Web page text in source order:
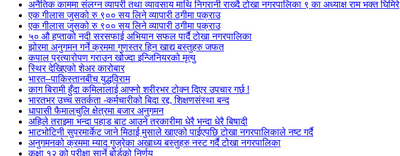
अनैतिक काममा संलग्न व्यापरी तथा व्यावसाय माथि निगरानी राख्दै टोखा नगरपालिका ९ का अध्याक्ष राम भक्त घिमिरे
एक गीलास जुसको रु ९०० सय लिने व्यापारी ठगीमा पक्राउ
एक गीलास जुसको रु ९०० सय लिने व्यापारी ठगीमा पक्राउ
५० औ हप्ताको नदी सरसफाई अभियान सफल पार्दै टोखा नगरपालिका
झोरमा अनुगमन गर्ने क्रममा गुणस्तर हिन खाद्य बस्तुहरु जफत
कपाल प्रत्यारोपण गराउन खोज्दा इन्जिनियरको मृत्यु
स्थिर देखिएको शेअर कारोबार
भारत–पाकिस्तानबीच युद्धविराम
काग बिरामी हुँदा कमिलालाई आफ्नो शरीरभर टोक्न दिएर उपचार गर्छ !
भारतभर उच्च सतर्कता -कर्मचारीको बिदा रद्द, शिक्षणसंस्था बन्द
धापासी फैमालचुलि क्षेत्रमा बजार अनुगमन
अहिले तराइमा भन्दा पहाड बाट आउने तरकारीमा धेरै भन्दा धेरै बिषादी
भाटभोटिनी सुपरमार्केट जाने मिठाई मुसाले खाएको पाईएपछि टोखा नगरपालिकाले नष्ट गर्दै
अनुगमनको क्रममा म्याद गुज्रेका अखाध्य बस्तुहरु नस्ट गर्दै टोखा नगरपालिका
कक्षा १२ को परीक्षा सार्ने बोर्डको निर्णय